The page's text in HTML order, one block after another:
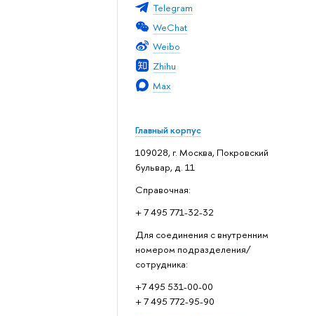
Telegram
WeChat
Weibo
Zhihu
Max
Главный корпус
109028, г. Москва, Покровский
бульвар, д. 11
Справочная:
+ 7 495 771-32-32
Для соединения с внутренним
номером подразделения/
сотрудника:
+7 495 531-00-00
+ 7 495 772-95-90